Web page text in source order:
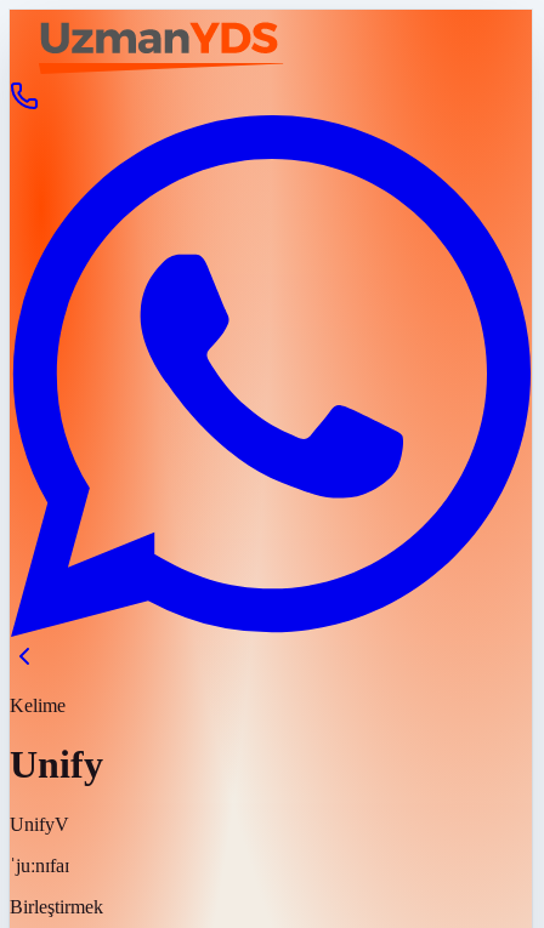
Kelime
Unify
UnifyV
ˈjuːnɪfaɪ
Birleştirmek